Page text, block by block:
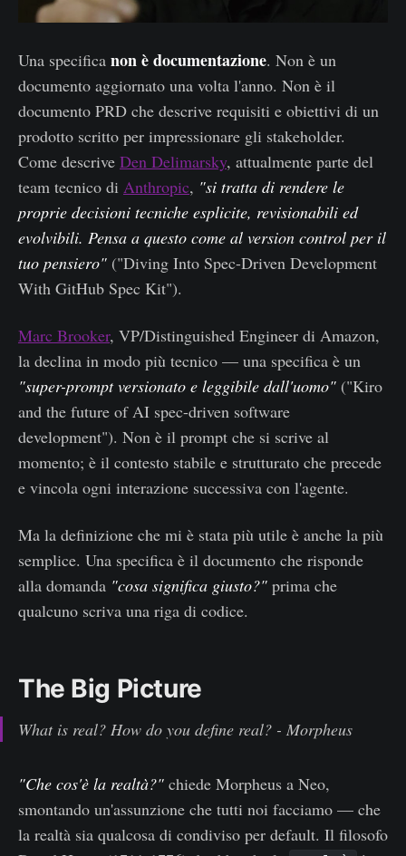
Una specifica non è documentazione. Non è un
documento aggiornato una volta l'anno. Non è il
documento PRD che descrive requisiti e obiettivi di un
prodotto scritto per impressionare gli stakeholder.
Come descrive Den Delimarsky, attualmente parte del
team tecnico di Anthropic, "si tratta di rendere le
proprie decisioni tecniche esplicite, revisionabili ed
evolvibili. Pensa a questo come al version control per il
tuo pensiero" ("Diving Into Spec-Driven Development
With GitHub Spec Kit").
Marc Brooker, VP/Distinguished Engineer di Amazon,
la declina in modo più tecnico — una specifica è un
"super-prompt versionato e leggibile dall'uomo" ("Kiro
and the future of AI spec-driven software
development"). Non è il prompt che si scrive al
momento; è il contesto stabile e strutturato che precede
e vincola ogni interazione successiva con l'agente.
Ma la definizione che mi è stata più utile è anche la più
semplice. Una specifica è il documento che risponde
alla domanda "cosa significa giusto?" prima che
qualcuno scriva una riga di codice.
The Big Picture
What is real? How do you define real? - Morpheus
"Che cos'è la realtà?" chiede Morpheus a Neo,
smontando un'assunzione che tutti noi facciamo — che
la realtà sia qualcosa di condiviso per default. Il filosofo